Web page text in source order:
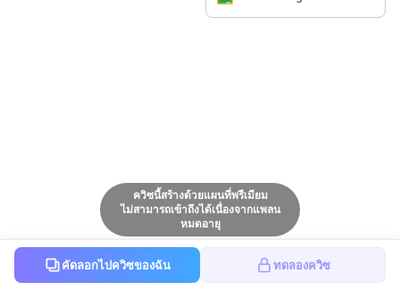
ควิซนี้สร้างด้วยแผนที่พรีเมียม
ไม่สามารถเข้าถึงได้เนื่องจากแพลน
หมดอายุ
คัดลอกไปควิซของฉัน ทดลองควิซ